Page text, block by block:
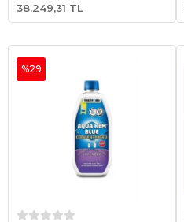
38.249,31 TL
%29